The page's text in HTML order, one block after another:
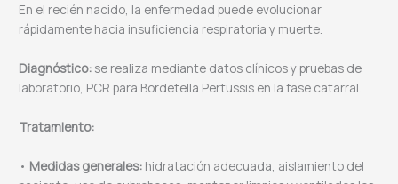
En el recién nacido, la enfermedad puede evolucionar
rápidamente hacia insuficiencia respiratoria y muerte.
Diagnóstico: se realiza mediante datos clínicos y pruebas de
laboratorio, PCR para Bordetella Pertussis en la fase catarral.
Tratamiento:
• Medidas generales: hidratación adecuada, aislamiento del